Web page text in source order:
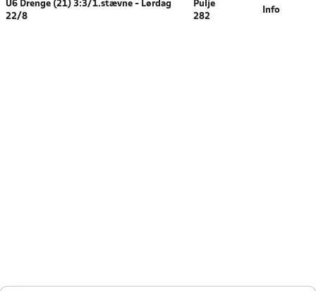
U6 Drenge (21) 3:3/1.stævne - Lørdag
22/8
Pulje
282
Info